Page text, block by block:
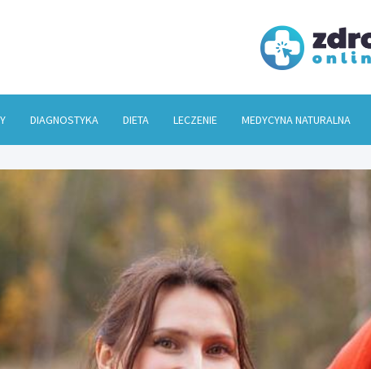
DIAGNOSTYKA DIETA LECZENIE MEDYCYNA NATURALNA